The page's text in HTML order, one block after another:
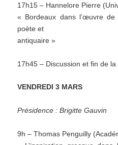
17h15 – Hannelore Pierre
« Bordeaux dans l’œuvre de
poète et
antiquaire »
17h45 – Discussion et fin de
VENDREDI 3 MARS
Présidence : Brigitte Gauvin
9h – Thomas Penguilly